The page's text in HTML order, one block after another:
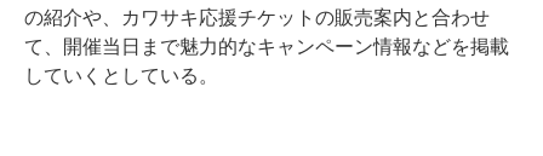
の紹介や、カワサキ応援チケットの販売案内と合わせ
て、開催当日まで魅力的なキャンペーン情報などを掲載
していくとしている。